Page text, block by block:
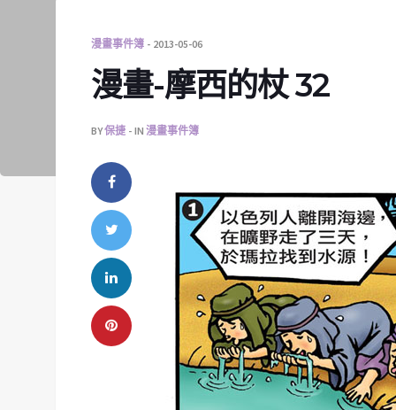
漫畫事件簿 2013-05-06
漫畫-摩西的杖 32
BY保捷 IN 漫畫事件簿